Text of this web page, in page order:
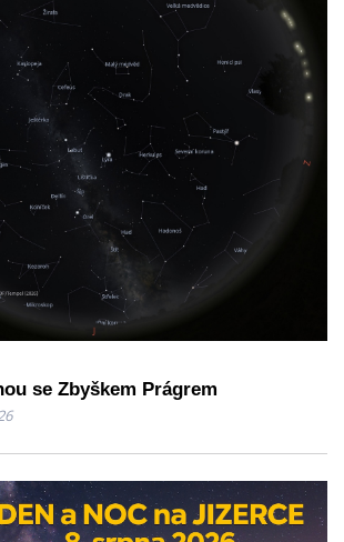
se Zbyškem Prágrem